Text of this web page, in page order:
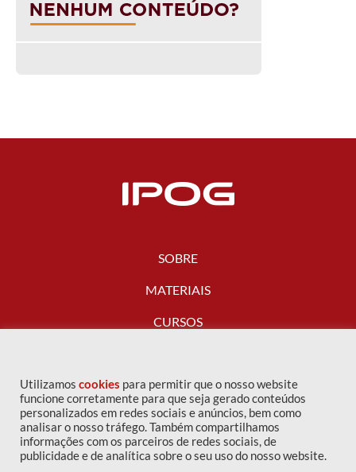
SOBRE
MATERIAIS
CURSOS
FALE CONOSCO
Utilizamos cookies para permitir que o nosso website
funcione corretamente para que seja gerado conteúdos
personalizados em redes sociais e anúncios, bem como
analisar o nosso tráfego. Também compartilhamos
informações com os parceiros de redes sociais, de
publicidade e de analítica sobre o seu uso do nosso website.